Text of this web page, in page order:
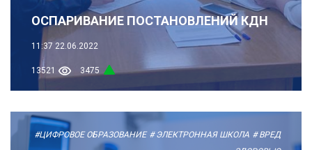
ОСПАРИВАНИЕ ПОСТАНОВЛЕНИЙ КДН
11:37 22.06.2022
13521 3475
#ЦИФРОВОЕ ОБРАЗОВАНИЕ # ЭЛЕКТРОННАЯ ШКОЛА # ВРЕД